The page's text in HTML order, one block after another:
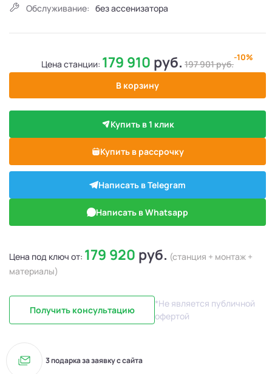
Обслуживание: без ассенизатора
Цена станции: 179 910 руб. 197 901руб.
-10%
В корзину
Купить в 1 клик
Купить в рассрочку
Написать в Telegram
Написать в Whatsapp
Цена под ключ от: 179 920 руб. (станция + монтаж +
материалы)
Получить консультацию
*Не является публичной
офертой
3 подарка за заявку с сайта